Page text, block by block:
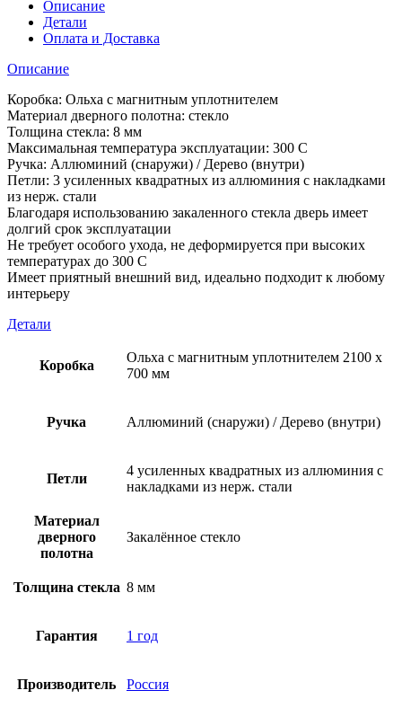
Описание
Детали
Оплата и Доставка
Описание
Коробка: Ольха с магнитным уплотнителем
Материал дверного полотна: стекло
Толщина стекла: 8 мм
Максимальная температура эксплуатации: 300 С
Ручка: Аллюминий (снаружи) / Дерево (внутри)
Петли: 3 усиленных квадратных из аллюминия с накладками
из нерж. стали
Благодаря использованию закаленного стекла дверь имеет
долгий срок эксплуатации
Не требует особого ухода, не деформируется при высоких
температурах до 300 С
Имеет приятный внешний вид, идеально подходит к любому
интерьеру
Детали
Коробка
Ольха с магнитным уплотнителем 2100 х
700 мм
Ручка Аллюминий (снаружи) / Дерево (внутри)
Петли
4 усиленных квадратных из аллюминия с
накладками из нерж. стали
Материал
дверного
полотна
Закалённое стекло
Толщина стекла 8 мм
Гарантия 1 год
Производитель Россия